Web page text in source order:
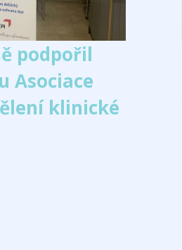
podpořil
Asociace
klinické